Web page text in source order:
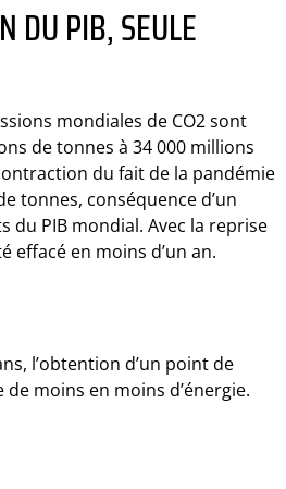
DU PIB, SEULE
mondiales de CO2 sont
de tonnes à 34 000 millions
du fait de la pandémie
tonnes, conséquence d’un
du PIB mondial. Avec la reprise
effacé en moins d’un an.
l’obtention d’un point de
moins en moins d’énergie.